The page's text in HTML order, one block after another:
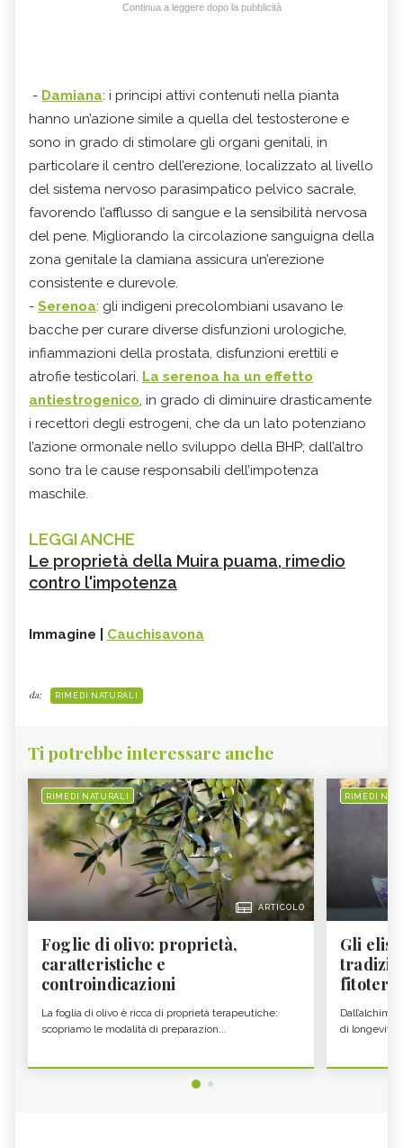
Continua a leggere dopo la pubblicità
- Damiana: i principi attivi contenuti nella pianta
hanno un’azione simile a quella del testosterone e
sono in grado di stimolare gli organi genitali, in
particolare il centro dell’erezione, localizzato al livello
del sistema nervoso parasimpatico pelvico sacrale,
favorendo l’afflusso di sangue e la sensibilità nervosa
del pene. Migliorando la circolazione sanguigna della
zona genitale la damiana assicura un’erezione
consistente e durevole.
- Serenoa: gli indigeni precolombiani usavano le
bacche per curare diverse disfunzioni urologiche,
infiammazioni della prostata, disfunzioni erettili e
atrofie testicolari. La serenoa ha un effetto
antiestrogenico, in grado di diminuire drasticamente
i recettori degli estrogeni, che da un lato potenziano
l’azione ormonale nello sviluppo della BHP; dall’altro
sono tra le cause responsabili dell’impotenza
maschile.
LEGGI ANCHE
Le proprietà della Muira puama, rimedio
contro l'impotenza
Immagine | Cauchisavona
da: RIMEDI NATURALI
Ti potrebbe interessare anche
RIMEDI NATURALI
ARTICOLO
Foglie di olivo: proprietà,
caratteristiche e
controindicazioni
La foglia di olivo è ricca di proprietà terapeutiche:
scopriamo le modalità di preparazion...
RIMEDI
Gli
fitoter...
di longevità